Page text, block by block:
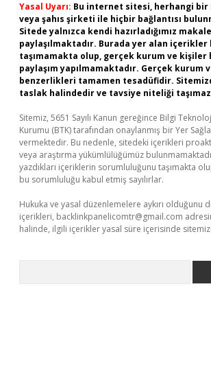
Yasal Uyarı: Bu internet sitesi, herhangi bir
veya şahıs şirketi ile hiçbir bağlantısı
Sitede yalnızca kendi hazırladığımız
paylaşılmaktadır. Burada yer alan
taşımamakta olup, gerçek kurum ve kişiler
paylaşım yapılmamaktadır. Gerçek kurum
benzerlikleri tamamen tesadüfidir.
taslak halindedir ve tavsiye niteliği
Sitemiz, 5651 Sayılı Kanun gereğince Bilgi
Kurumu (BTK) tarafından onaylanmış bir Yer
vermektedir. Bu nedenle, sitedeki içerikleri
veya araştırma yükümlülüğümüz
yazdıkları içeriklerin sorumluluğunu taşımakta
bu sorumluluğu kabul etmiş sayılırlar.
Hukuka ve yasal düzenlemelere aykırı olduğunu
içerikleri, backlinkpanelicomtr@gmail.com
halinde, ilgili içerikler yasal süre içerisinde